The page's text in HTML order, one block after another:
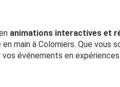
animations interactives et
main à Colomiers. Que vous
événements en